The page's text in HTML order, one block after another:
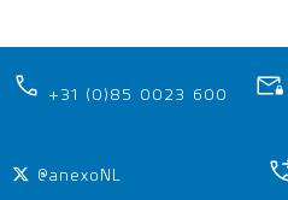
+31 (0)85 0023 600
@anexoNL